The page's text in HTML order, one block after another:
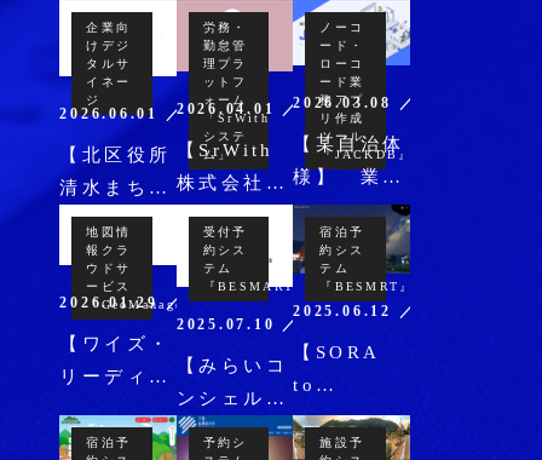
様】クラウ
ド型スマー
トキーを導
入
『GeoManager』
によるMap
サービスを
リリース
Web診療予
約システム
導入
企業向
けデジ
タルサ
イネー
ジ
2026.06.01 ／ パッケージ
【北区役所
清水まちづ
くりセンタ
ー様】 デ
ジタルサイ
ネージを導
入
労務・
勤怠管
理プラ
ットフ
ォーム
「SrWith
システ
ム」
2026.04.01 ／ 受託開発
【SrWith
株式会社
様】 労
務・勤怠管
理プラット
フォーム
システム」
を構築
ノーコ
ード・
ローコ
ード業
務アプ
リ作成
ツール
『JACKDB』
2026.03.08 ／ パッケージ
【某自治体
様】 業務
のDXを推
進 ―
JACKDB
による業務
支援システ
地図情
報クラ
ウドサ
ービス
『GeoManager』
2026.01.29 ／ パッケージ
【ワイズ・
リーディン
図情報クラ
受付予
約シス
テム
『BESMART』
2025.07.10 ／ パッケージ
【みらいコ
ンシェルジ
ュ様】 受
宿泊予
約シス
テム
『BESMRT』
2025.06.12 ／ パッケージ
【SORA
to
DAICHI
様】 宿泊
宿泊予
予約シ
施設予